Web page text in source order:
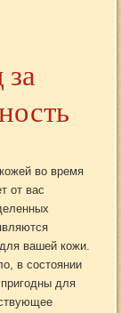
во время
от вас
вашей кожи.
в состоянии
для